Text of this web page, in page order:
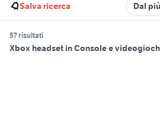
Salva ricerca Dal
57 risultati
Xbox headset in Console e